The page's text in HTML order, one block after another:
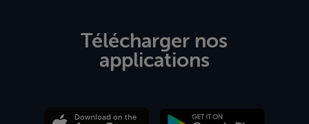
Télécharger nos
applications